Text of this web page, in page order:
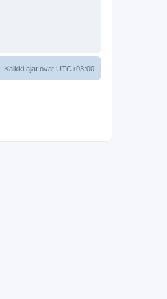
Kaikki ajat ovat UTC+03:00